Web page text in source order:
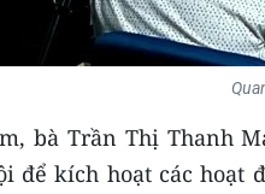
bà Trần Thị Thanh
để kích hoạt các hoạt